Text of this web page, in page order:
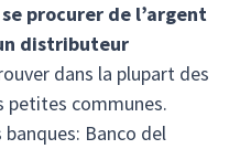
procurer de l’argent
distributeur
dans la plupart des
petites communes.
Banco del